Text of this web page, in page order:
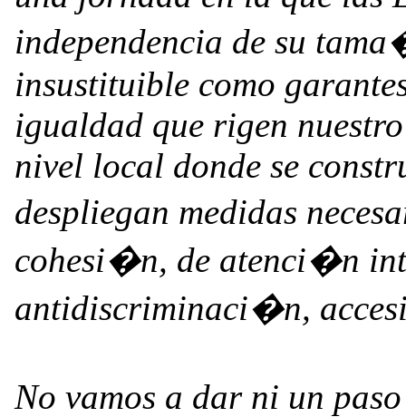
independencia de su
insustituible como
igualdad que rigen
nivel local donde se
despliegan medidas
cohesi�n, de atenci�n
antidiscriminaci�n,
No vamos a dar ni un